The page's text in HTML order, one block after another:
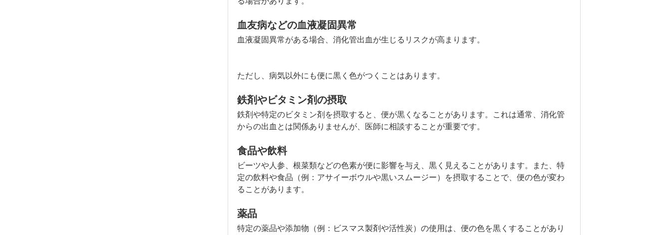
血友病などの血液凝固異常
血液凝固異常がある場合、消化管出血が生じるリスクが高まります。
ただし、病気以外にも便に黒く色がつくことはあります。
鉄剤やビタミン剤の摂取
鉄剤や特定のビタミン剤を摂取すると、便が黒くなることがあります。これは通常、消化管
からの出血とは関係ありませんが、医師に相談することが重要です。
食品や飲料
ビーツや人参、根菜類などの色素が便に影響を与え、黒く見えることがあります。また、特
定の飲料や食品（例：アサイーボウルや黒いスムージー）を摂取することで、便の色が変わ
ることがあります。
薬品
特定の薬品や添加物（例：ビスマス製剤や活性炭）の使用は、便の色を黒くすることがあり